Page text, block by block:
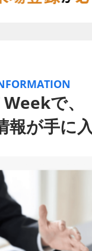
で、
が手に